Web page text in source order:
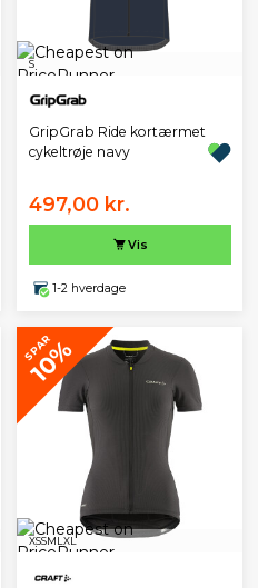
S
GripGrab Ride kortærmet
cykeltrøje navy
497,00 kr.
Vis
1-2 hverdage
SPAR
10%
XSSML XL